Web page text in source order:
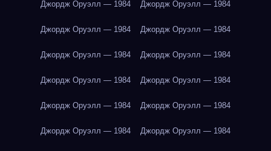
Джордж Оруэлл — 1984 Джордж Оруэлл — 1984
Джордж Оруэлл — 1984 Джордж Оруэлл — 1984
Джордж Оруэлл — 1984 Джордж Оруэлл — 1984
Джордж Оруэлл — 1984 Джордж Оруэлл — 1984
Джордж Оруэлл — 1984 Джордж Оруэлл — 1984
Джордж Оруэлл — 1984 Джордж Оруэлл — 1984